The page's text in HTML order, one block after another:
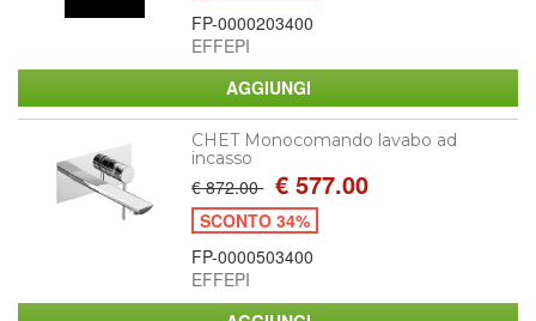
FP-0000203400
EFFEPI
CHET Monocomando lavabo ad
incasso
€ 872.00 € 577.00
SCONTO 34%
FP-0000503400
EFFEPI